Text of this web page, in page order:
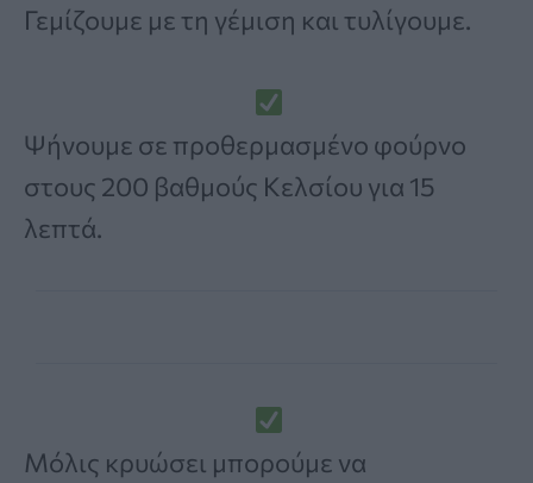
Γεμίζουμε με τη γέμιση και τυλίγουμε.
Ψήνουμε σε προθερμασμένο φούρνο
στους 200 βαθμούς Κελσίου για 15
λεπτά.
Μόλις κρυώσει μπορούμε να